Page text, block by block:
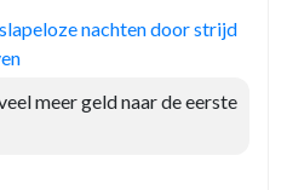
nachten door strijd
meer geld naar de eerste